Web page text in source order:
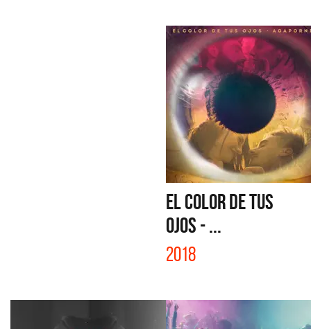
EL COLOR DE TUS
OJOS - ...
2018